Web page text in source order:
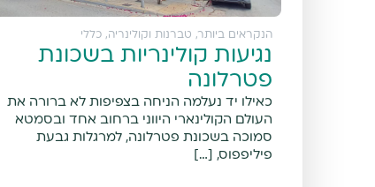
הנקראים ביותר, טברנות וקולינריה, כללי
נגיעות קולינריות בשכונת
פטרלונה
כאילו יד נעלמה הניחה בצפיפות לא ברורה את
העולם הקולינארי היווני ברחוב אחד ובסמטא
סמוכה בשכונת פטרלונה, למרגלות גבעת
פיליפפוס, […]